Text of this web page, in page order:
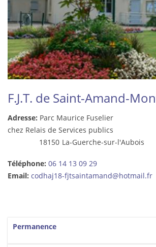
F.J.T. de Saint-Amand-
Adresse: Parc Maurice Fuselier
chez Relais de Services publics
18150 La-Guerche-sur-l'Aubois
Téléphone: 06 14 13 09 29
Email: codhaj18-fjtsaintamand@hotmail.fr
Vertical Tabs
Permanence